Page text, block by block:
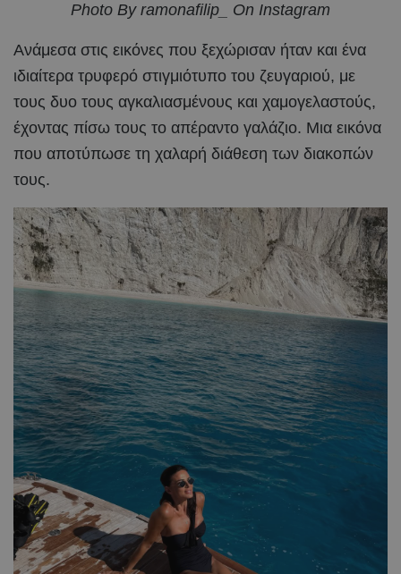
Photo By ramonafilip_ On Instagram
Ανάμεσα στις εικόνες που ξεχώρισαν ήταν και ένα
ιδιαίτερα τρυφερό στιγμιότυπο του ζευγαριού, με
τους δυο τους αγκαλιασμένους και χαμογελαστούς,
έχοντας πίσω τους το απέραντο γαλάζιο. Μια εικόνα
που αποτύπωσε τη χαλαρή διάθεση των διακοπών
τους.